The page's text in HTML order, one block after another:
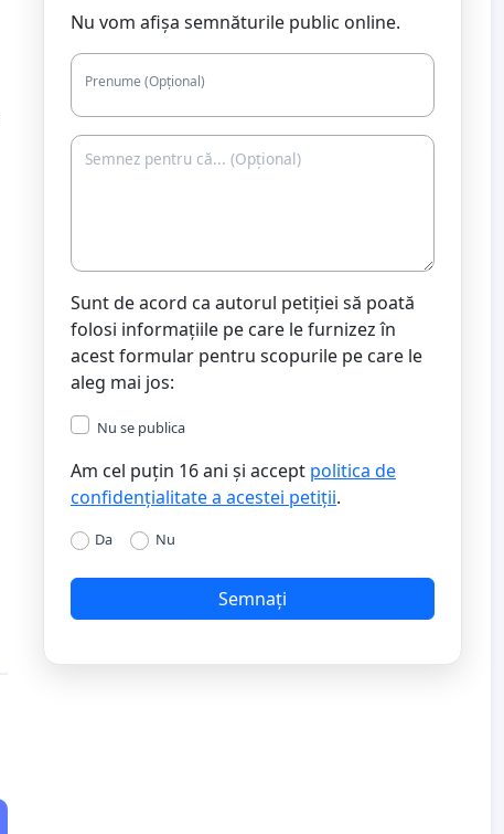
Nu vom afișa semnăturile public online.
Prenume (Opțional)
Sunt de acord ca autorul petiției să poată
folosi informațiile pe care le furnizez în
acest formular pentru scopurile pe care le
aleg mai jos:
Nu se publica
Am cel puțin 16 ani și accept politica de
confidențialitate a acestei petiții.
Da Nu
Semnați